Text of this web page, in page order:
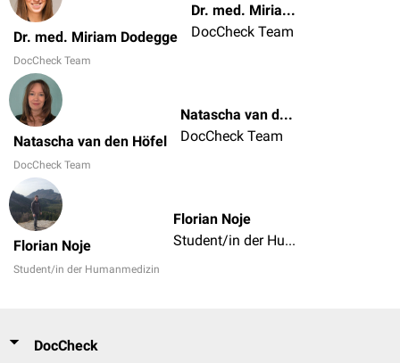
Dr. med. Miriam Dodegge
DocCheck Team
Dr. med. Miriam Dodegge
DocCheck Team
Natascha van den Höfel
DocCheck Team
Natascha van den Höfel
DocCheck Team
Florian Noje
Student/in der Humanmedizin
Florian Noje
Student/in der Humanmedizin
DocCheck